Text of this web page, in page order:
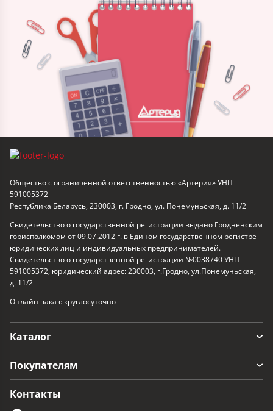
Общество с ограниченной ответственностью «Артерия» УНП
591005372
Республика Беларусь, 230003, г. Гродно, ул. Понемуньская, д. 11/2
Свидетельство о государственной регистрации выдано Гродненским
горисполкомом от 09.07.2012 г. в Едином государственном регистре
юридических лиц и индивидуальных предпринимателей.
Свидетельство о государственной регистрации №0038740 УНП
591005372, юридический адрес: 230003, г.Гродно, ул.Понемуньская,
д. 11/2
Онлайн-заказ: круглосуточно
Каталог
Покупателям
Контакты